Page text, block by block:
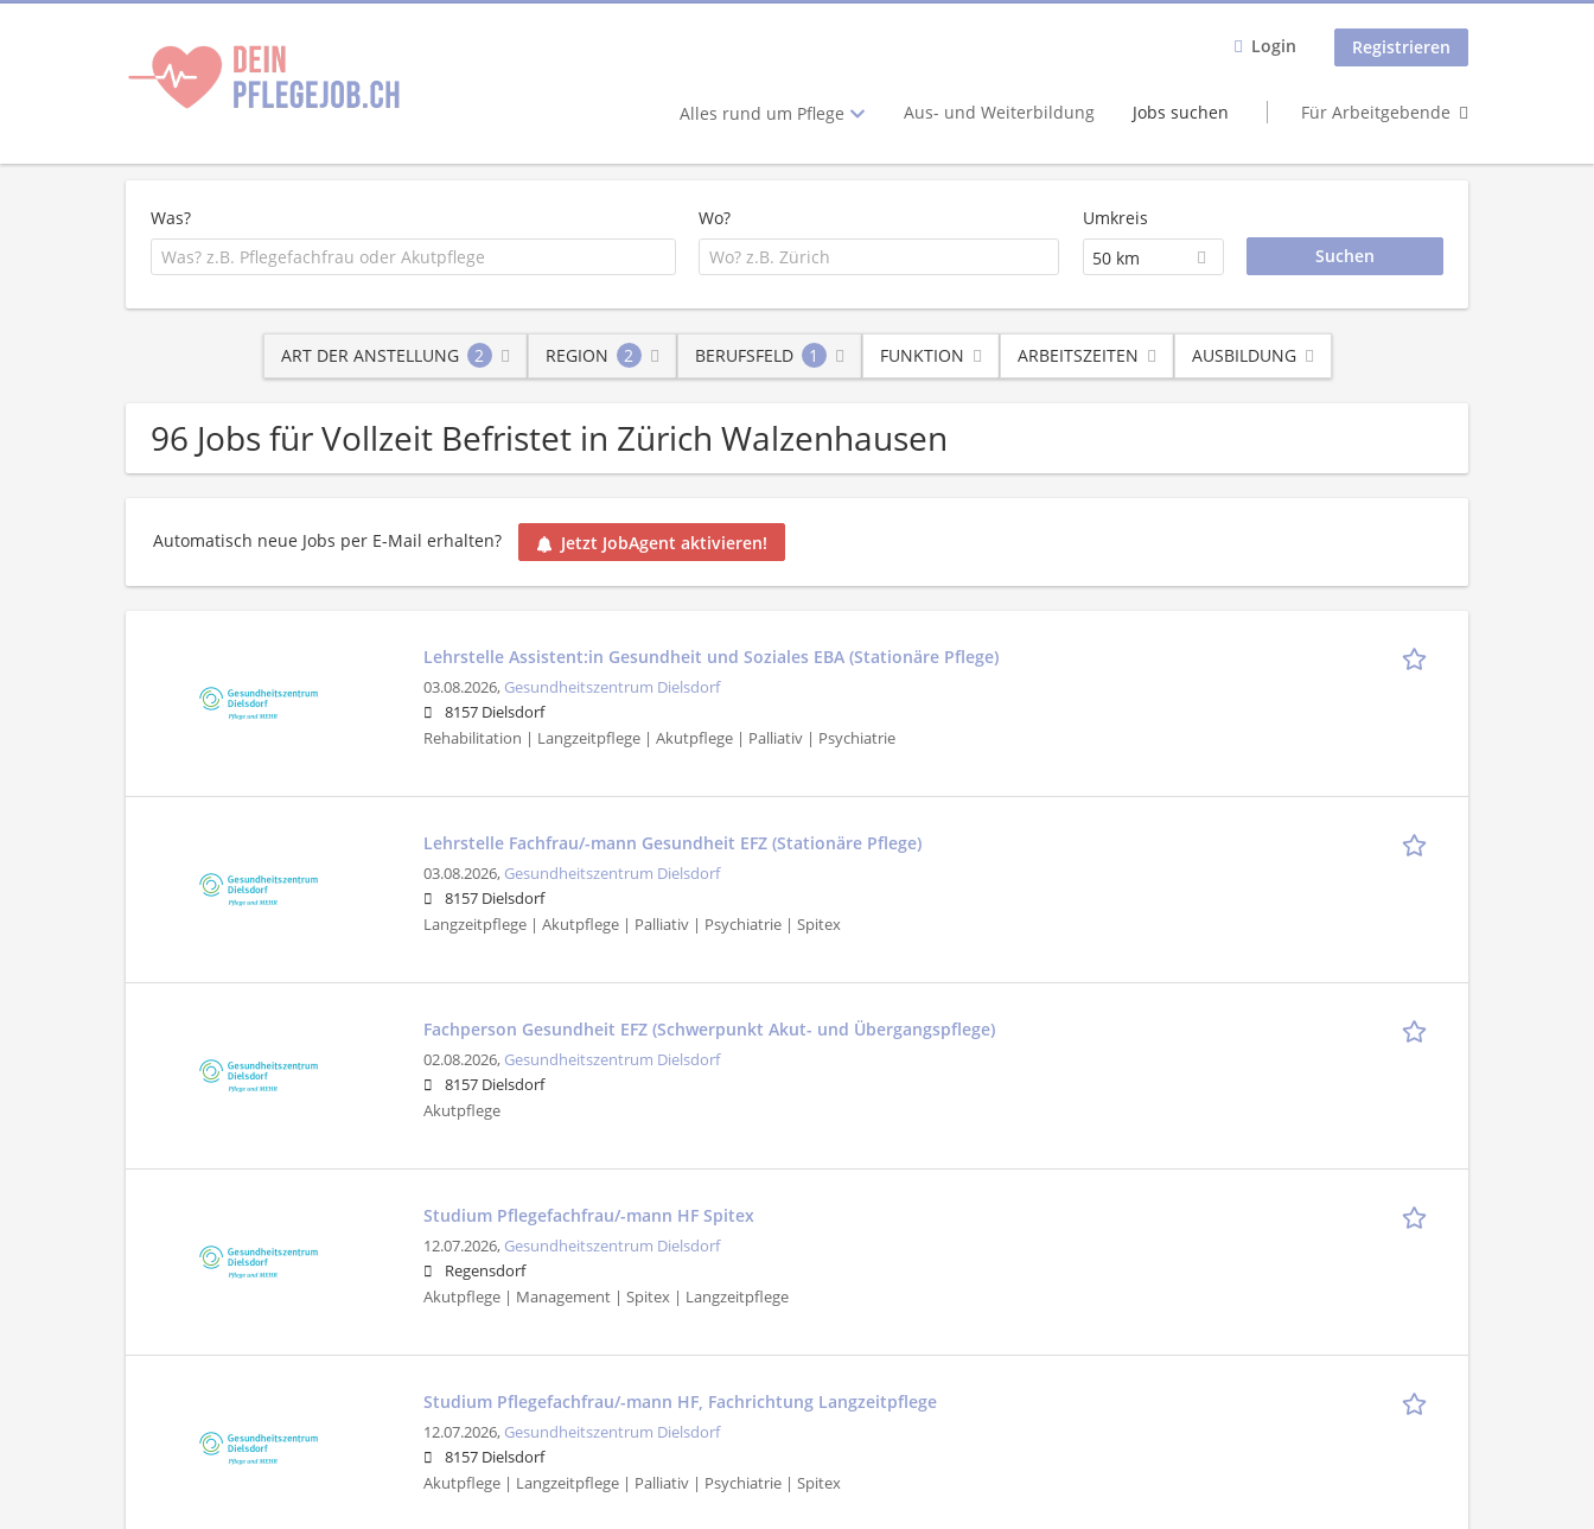
Login Registrieren
Alles rund um Pflege Aus- und Weiterbildung Jobs suchen Für Arbeitgebende
Was? Wo?
Umkreis
50 km
ART DER ANSTELLUNG 2 REGION 2 BERUFSFELD 1 FUNKTION ARBEITSZEITEN AUSBILDUNG
96 Jobs für Vollzeit Befristet in Zürich Walzenhausen
Automatisch neue Jobs per E-Mail erhalten? Jetzt JobAgent aktivieren!
Lehrstelle Assistent:in Gesundheit und Soziales EBA (Stationäre Pflege)
03.08.2026, Gesundheitszentrum Dielsdorf
8157 Dielsdorf
Rehabilitation | Langzeitpflege | Akutpflege | Palliativ | Psychiatrie
Lehrstelle Fachfrau/-mann Gesundheit EFZ (Stationäre Pflege)
03.08.2026, Gesundheitszentrum Dielsdorf
8157 Dielsdorf
Langzeitpflege | Akutpflege | Palliativ | Psychiatrie | Spitex
Fachperson Gesundheit EFZ (Schwerpunkt Akut- und Übergangspflege)
02.08.2026, Gesundheitszentrum Dielsdorf
8157 Dielsdorf
Akutpflege
Studium Pflegefachfrau/-mann HF Spitex
12.07.2026, Gesundheitszentrum Dielsdorf
Regensdorf
Akutpflege | Management | Spitex | Langzeitpflege
Studium Pflegefachfrau/-mann HF, Fachrichtung Langzeitpflege
12.07.2026, Gesundheitszentrum Dielsdorf
8157 Dielsdorf
Akutpflege | Langzeitpflege | Palliativ | Psychiatrie | Spitex